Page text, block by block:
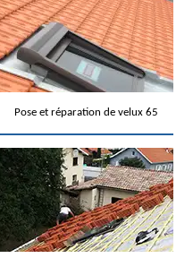
Pose et réparation de velux 65